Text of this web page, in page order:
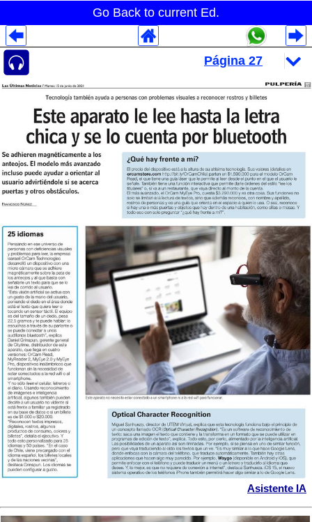
Go Back to current Ed.
Asistente IA
Despliegues Analytics
Despliegues Totales
Despliegues por Rubros